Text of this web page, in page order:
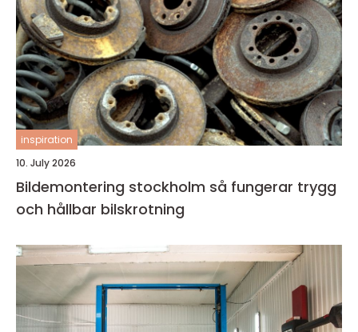
inspiration
10. July 2026
Bildemontering stockholm så fungerar trygg
och hållbar bilskrotning